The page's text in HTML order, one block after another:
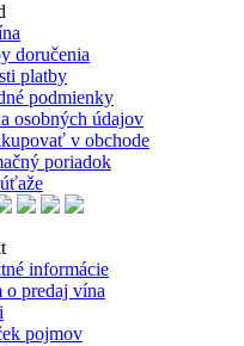
doručenia
platby
podmienky
osobných údajov
v obchode
poriadok
informácie
o predaj vína
pojmov